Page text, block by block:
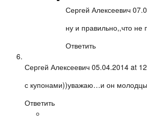
Сергей Алексеевич
ну и правильно,,что не
Ответить
Сергей Алексеевич 05.04.2014 at
с купонами))уважаю…и он
Ответить